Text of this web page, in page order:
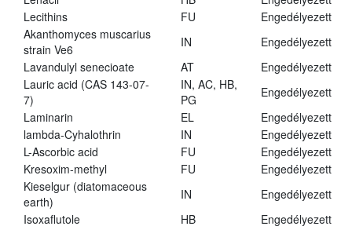
Lecithins
FU
Engedélyezett
Akanthomyces muscarius
strain Ve6
IN
Engedélyezett
Lavandulyl senecioate
AT
Engedélyezett
Lauric acid (CAS 143-07-
7)
IN, AC, HB,
PG
Engedélyezett
Laminarin
EL
Engedélyezett
lambda-Cyhalothrin
IN
Engedélyezett
L-Ascorbic acid
FU
Engedélyezett
Kresoxim-methyl
FU
Engedélyezett
Kieselgur (diatomaceous
earth)
IN
Engedélyezett
Isoxaflutole
HB
Engedélyezett